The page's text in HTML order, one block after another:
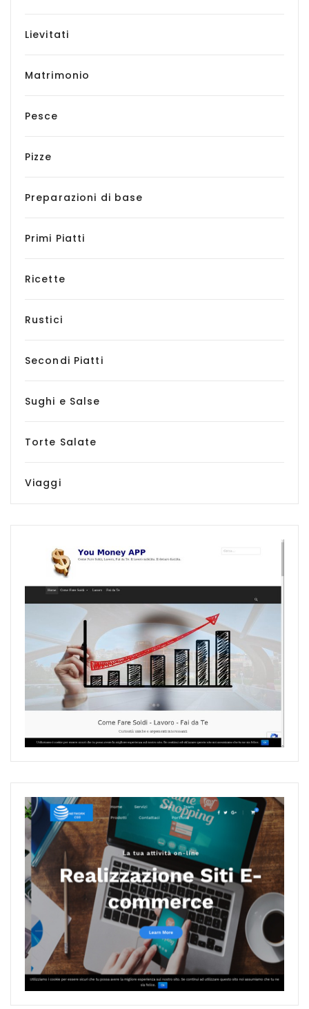
Lievitati
Matrimonio
Pesce
Pizze
Preparazioni di base
Primi Piatti
Ricette
Rustici
Secondi Piatti
Sughi e Salse
Torte Salate
Viaggi